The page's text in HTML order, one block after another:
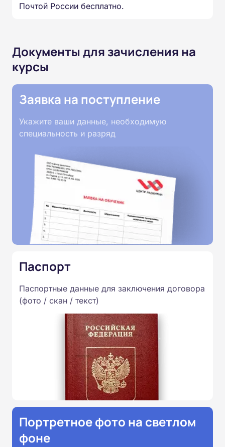
Почтой России бесплатно.
Документы для зачисления на
курсы
Заявка на поступление
Укажите ваши данные, необходимую
специальность и разряд
Паспорт
Паспортные данные для заключения договора
(фото / скан / текст)
Портретное фото на светлом
фоне